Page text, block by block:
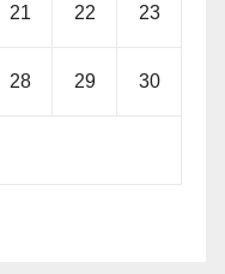
21 22 23
28 29 30